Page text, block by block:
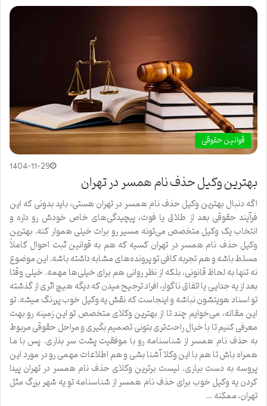
قوانین حقوقی
1404-11-29
بهترین وکیل حذف نام همسر در تهران
اگه دنبال بهترین وکیل حذف نام همسر در تهران هستی، باید بدونی که این
فرآیند حقوقی بعد از طلاق یا فوت، پیچیدگی‌های خاص خودش رو داره و
انتخاب یک وکیل متخصص می‌تونه مسیر رو برات خیلی هموار کنه. بهترین
وکیل حذف نام همسر در تهران کسیه که هم به قوانین ثبت احوال کاملاً
مسلط باشه و هم تجربه کافی تو پرونده‌های مشابه داشته باشه. این موضوع
نه تنها به لحاظ قانونی، بلکه از نظر روانی هم برای خیلی‌ها مهمه. خیلی وقتا
بعد از یه جدایی یا اتفاق ناگوار، افراد ترجیح میدن که دیگه هیچ اثری از گذشته
تو اسناد هویتشون نباشه و اینجاست که نقش یه وکیل خوب پررنگ میشه. تو
این مقاله، می‌خوایم چند تا از بهترین وکلای متخصص تو این زمینه رو بهت
معرفی کنیم تا با خیال راحت‌تری بتونی تصمیم بگیری و مراحل حقوقی مربوط
به حذف نام همسر از شناسنامه رو با موفقیت پشت سر بذاری. پس با ما
همراه باش تا هم با این وکلا آشنا بشی و هم اطلاعات مهمی رو در مورد این
پروسه به دست بیاری. لیست برترین وکلای حذف نام همسر در تهران پیدا
کردن یه وکیل خوب برای حذف نام همسر از شناسنامه تو یه شهر بزرگ مثل
تهران، ممکنه …